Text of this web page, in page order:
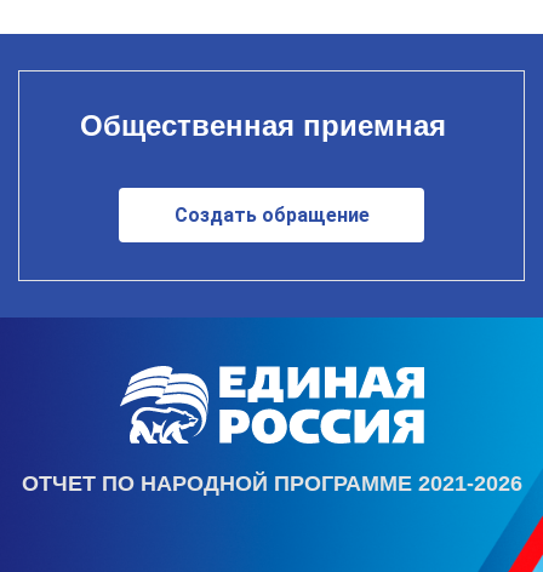
Общественная приемная
Создать обращение
ОТЧЕТ ПО НАРОДНОЙ ПРОГРАММЕ 2021-2026